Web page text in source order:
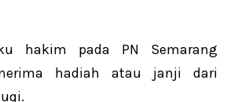
hakim pada PN Semarang
hadiah atau janji dari